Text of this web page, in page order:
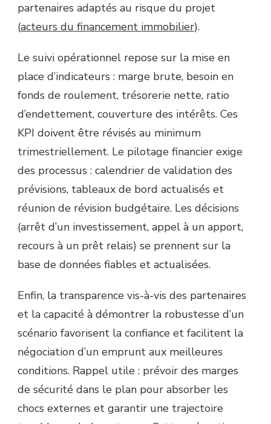
partenaires adaptés au risque du projet
(acteurs du financement immobilier).
Le suivi opérationnel repose sur la mise en
place d’indicateurs : marge brute, besoin en
fonds de roulement, trésorerie nette, ratio
d’endettement, couverture des intérêts. Ces
KPI doivent être révisés au minimum
trimestriellement. Le pilotage financier exige
des processus : calendrier de validation des
prévisions, tableaux de bord actualisés et
réunion de révision budgétaire. Les décisions
(arrêt d’un investissement, appel à un apport,
recours à un prêt relais) se prennent sur la
base de données fiables et actualisées.
Enfin, la transparence vis-à-vis des partenaires
et la capacité à démontrer la robustesse d’un
scénario favorisent la confiance et facilitent la
négociation d’un emprunt aux meilleures
conditions. Rappel utile : prévoir des marges
de sécurité dans le plan pour absorber les
chocs externes et garantir une trajectoire